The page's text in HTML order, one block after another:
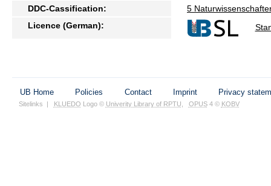
DDC-Cassification:
5
Licence (German):
UB Home Policies Contact Imprint Privacy
Sitelinks | KLUEDO Logo © Univerity Library of RPTU OPUS4 © KOBV